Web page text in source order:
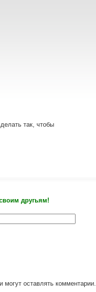
так, чтобы
другьям!
могут оставлять комментарии.